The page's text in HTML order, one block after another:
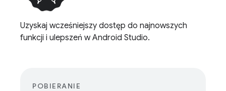
Uzyskaj wcześniejszy dostęp do najnowszych
funkcji i ulepszeń w Android Studio.
POBIERANIE